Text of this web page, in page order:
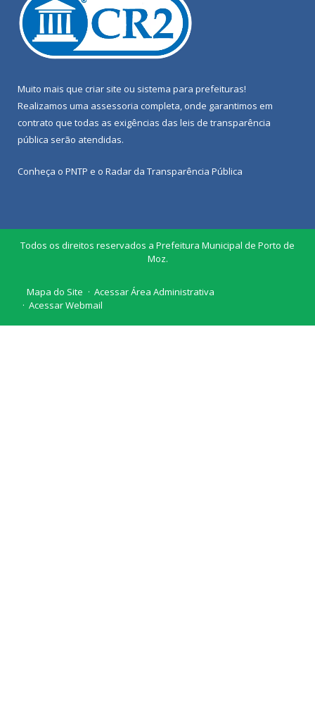
Muito mais que criar site ou sistema para prefeituras!
Realizamos uma assessoria completa, onde garantimos em
contrato que todas as exigências das leis de transparência
pública serão atendidas.
Conheça o PNTP e o Radar da Transparência Pública
Todos os direitos reservados a Prefeitura Municipal de Porto de
Moz.
Mapa do Site
Acessar Área Administrativa
Acessar Webmail